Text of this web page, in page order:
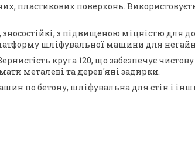
пластикових поверхонь.
з підвищеною міцністю для
шліфувальної машини для
круга 120, що забезпечує
металеві та дерев'яні задирки.
по бетону, шліфувальна для стін і